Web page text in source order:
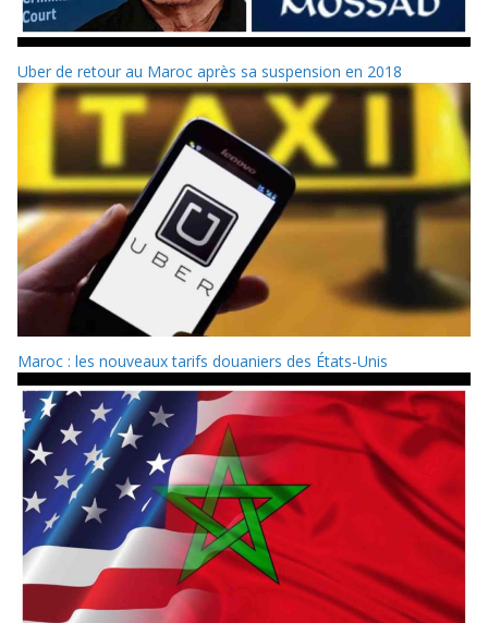
Uber de retour au Maroc après sa suspension en 2018
Maroc : les nouveaux tarifs douaniers des États-Unis